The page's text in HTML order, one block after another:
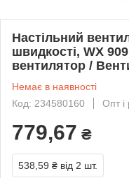
Настільний
швидкості, WX
вентилятор /
Немає в наявності
Код: 234580160
Опт і
779,67 ₴
538,59 ₴ від 2 шт.